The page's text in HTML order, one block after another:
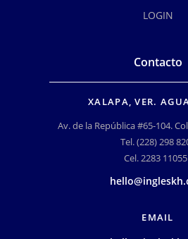
LOGIN
Contacto
XALAPA, VER.
Av. de la República #65-104.
Tel. (228) 298
Cel. 2283
EMAIL